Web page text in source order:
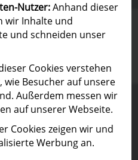
Nutzer:Anhand dieser
wir Inhalte und
und schneiden unser
Cookies verstehen
Besucher auf unsere
Außerdem messen wir
auf unserer Webseite.
Cookies zeigen wir und
Werbung an.
der Profis profitieren
Fondsliste erfahren Sie
Paribas Analysten Titel